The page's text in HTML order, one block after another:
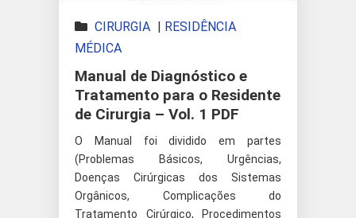
CIRURGIA | RESIDÊNCIA
MÉDICA
Manual de Diagnóstico e
Tratamento para o Residente
de Cirurgia – Vol. 1 PDF
O Manual foi dividido em partes
(Problemas Básicos, Urgências,
Doenças Cirúrgicas dos Sistemas
Orgânicos, Complicações do
Tratamento Cirúrgico, Procedimentos